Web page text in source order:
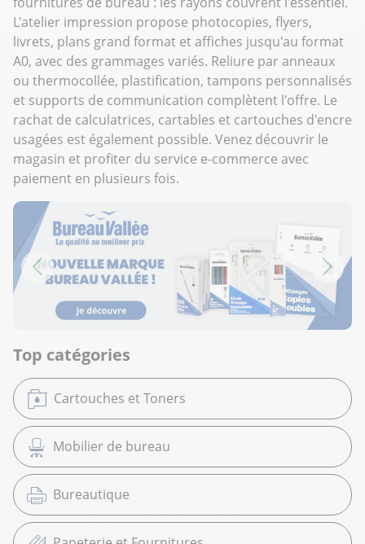
L'atelier impression propose photocopies, flyers,
livrets, plans grand format et affiches jusqu'au format
A0, avec des grammages variés. Reliure par anneaux
ou thermocollée, plastification, tampons personnalisés
et supports de communication complètent l'offre. Le
rachat de calculatrices, cartables et cartouches d'encre
usagées est également possible. Venez découvrir le
magasin et profiter du service e-commerce avec
paiement en plusieurs fois.
Top catégories
Cartouches et Toners
Mobilier de bureau
Bureautique